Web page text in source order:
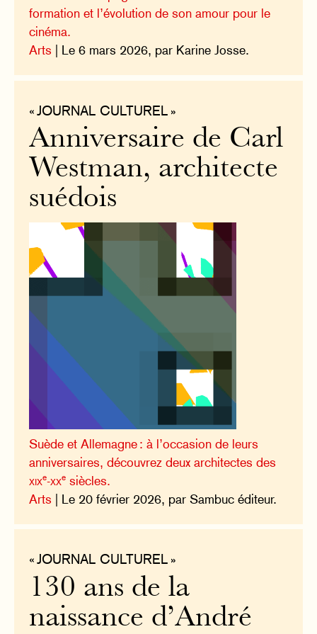
formation et l’évolution de son amour pour le
cinéma.
Arts | Le 6 mars 2026, par Karine Josse.
« JOURNAL CULTUREL »
Anniversaire de Carl
Westman, architecte
suédois
Suède et Allemagne : à l’occasion de leurs
anniversaires, découvrez deux architectes des
xixe-xxe siècles.
Arts | Le 20 février 2026, par Sambuc éditeur.
« JOURNAL CULTUREL »
130 ans de la
naissance d’André